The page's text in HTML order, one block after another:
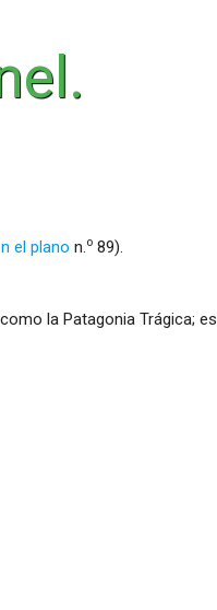
el plano n. o89).
la Patagonia Trágica; es